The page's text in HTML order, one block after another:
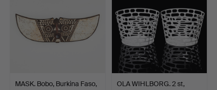
MASK. Bobo, Burkina Faso,
OLA WIHLBORG. 2 st,